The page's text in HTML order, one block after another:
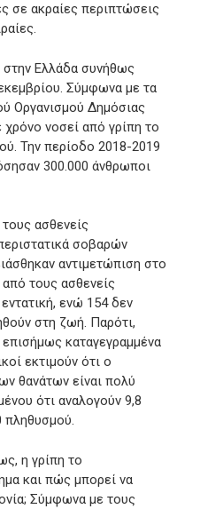
σε ακραίες περιπτώσεις
Ελλάδα συνήθως
Σύμφωνα με τα
Οργανισμού Δημόσιας
νοσεί από γρίπη το
Την περίοδο 2018-2019
300.000 άνθρωποι
ασθενείς
σοβαρών
αντιμετώπιση στο
τους ασθενείς
ενώ 154 δεν
στη ζωή. Παρότι,
καταγεγραμμένα
εκτιμούν ότι ο
θανάτων είναι πολύ
ότι αναλογούν 9,8
πληθυσμού.
η γρίπη το
και πώς μπορεί να
Σύμφωνα με τους